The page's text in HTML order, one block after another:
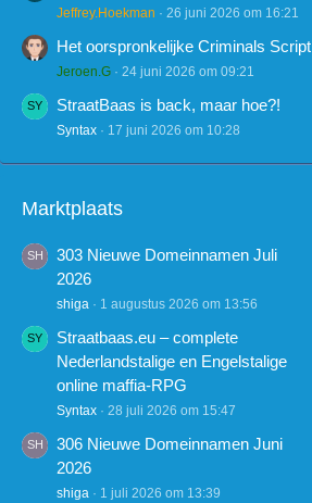
Jeffrey.Hoekman 26 juni 2026 om 16:21
Het oorspronkelijke Criminals Script
Jeroen.G 24 juni 2026 om 09:21
StraatBaas is back, maar hoe?!
Syntax 17 juni 2026 om 10:28
Marktplaats
303 Nieuwe Domeinnamen Juli
2026
shiga 1 augustus 2026 om 13:56
Straatbaas.eu – complete
Nederlandstalige en Engelstalige
online maffia-RPG
Syntax 28 juli 2026 om 15:47
306 Nieuwe Domeinnamen Juni
2026
shiga 1 juli 2026 om 13:39